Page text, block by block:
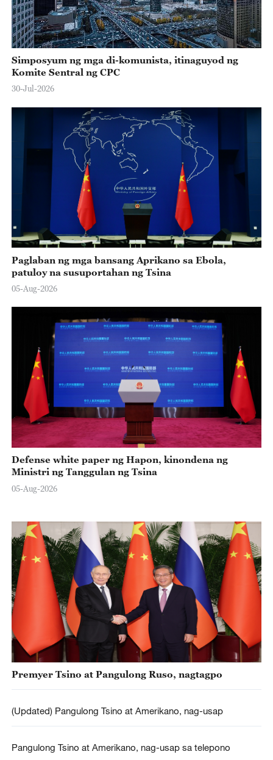
Simposyum ng mga di-komunista, itinaguyod ng
Komite Sentral ng CPC
30-Jul-2026
Paglaban ng mga bansang Aprikano sa Ebola,
patuloy na susuportahan ng Tsina
05-Aug-2026
Defense white paper ng Hapon, kinondena ng
Ministri ng Tanggulan ng Tsina
05-Aug-2026
Premyer Tsino at Pangulong Ruso, nagtagpo
(Updated) Pangulong Tsino at Amerikano, nag-usap
Pangulong Tsino at Amerikano, nag-usap sa telepono